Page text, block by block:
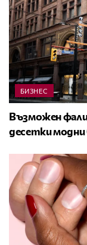
БИЗНЕС
Възможен
десетки модни